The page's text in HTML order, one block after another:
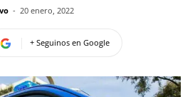
- 20 enero, 2022
+ Seguinos en Google